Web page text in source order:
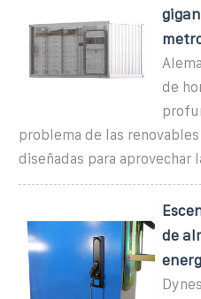
de
problema de las
diseñadas para aprovechar
de